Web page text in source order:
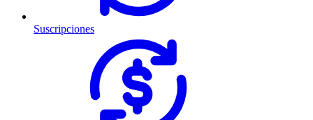
Suscripciones